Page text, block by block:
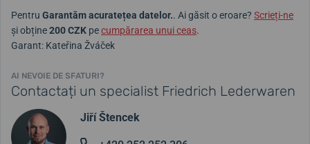
Pentru Garantăm acuratețea datelor.. Ai găsit o eroare? Scrieți-ne
și obține200 CZK pecumpărarea unui ceas.
Garant: Kateřina Žváček
AI NEVOIE DE SFATURI?
Contactați un specialist Friedrich Lederwaren
Jiří Štencek